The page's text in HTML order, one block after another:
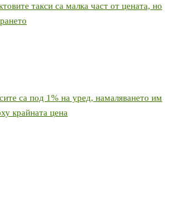
такси са малка част от цената, но
са под 1% на уред, намаляването им
крайната цена